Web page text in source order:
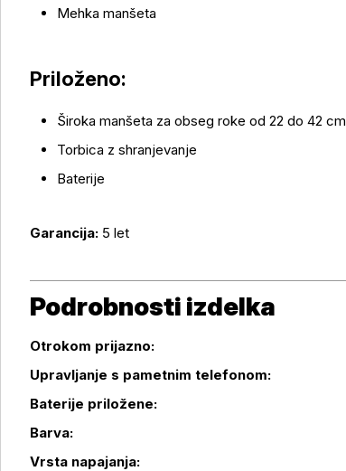
Mehka manšeta
Priloženo:
Široka manšeta za obseg roke od 22 do 42 cm
Torbica z shranjevanje
Baterije
Garancija: 5 let
Podrobnosti izdelka
Podrobnosti izdelka
Otrokom prijazno:
Upravljanje s pametnim telefonom:
Baterije priložene:
Barva:
Vrsta napajanja: